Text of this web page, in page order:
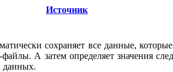
Источник
сохраняет все данные,
А затем определяет значения
данных.